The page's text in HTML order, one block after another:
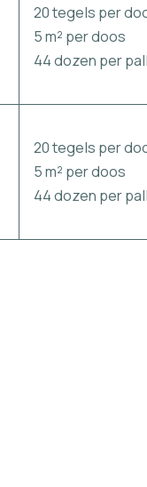
20 tegels per
5 m² per doos
44 dozen per
20 tegels per
5 m² per doos
44 dozen per